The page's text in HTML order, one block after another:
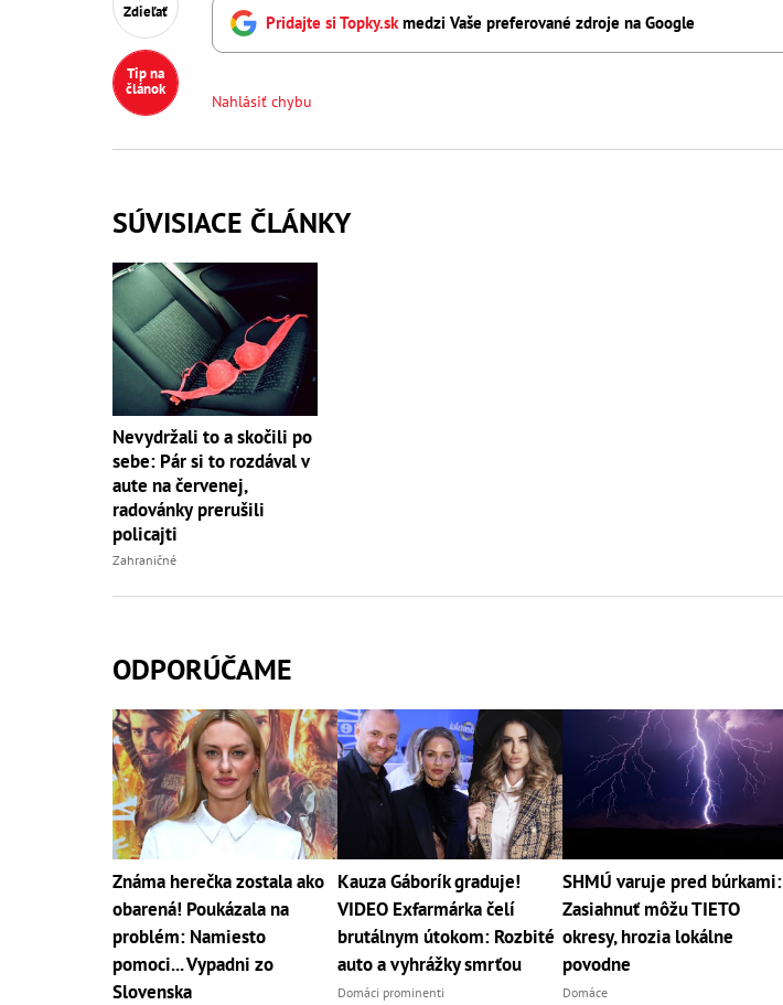
Zdieľať
Tip na
článok
Pridajte si Topky.skmedzi Vaše preferované zdroje na Google
Nahlásiť chybu
SÚVISIACE ČLÁNKY
Nevydržali to a skočili po
sebe: Pár si to rozdával v
aute na červenej,
radovánky prerušili
policajti
Zahraničné
ODPORÚČAME
Známa herečka zostala ako
obarená! Poukázala na
problém: Namiesto
pomoci... Vypadni zo
Slovenska
Kauza Gáborík graduje!
VIDEO Exfarmárka čelí
brutálnym útokom: Rozbité
auto a vyhrážky smrťou
Domáci prominenti
SHMÚ varuje pred búrkami:
Zasiahnuť môžu TIETO
okresy, hrozia lokálne
povodne
Domáce